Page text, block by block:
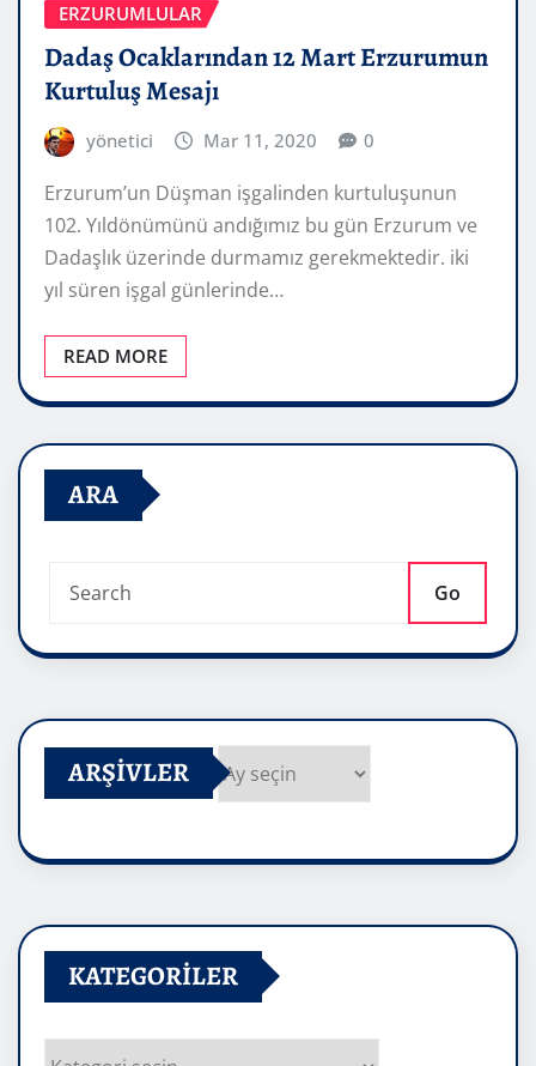
ERZURUMLULAR
Dadaş Ocaklarından 12 Mart Erzurumun
Kurtuluş Mesajı
yönetici Mar 11, 2020 0
Erzurum’un Düşman işgalinden kurtuluşunun
102. Yıldönümünü andığımız bu gün Erzurum ve
Dadaşlık üzerinde durmamız gerekmektedir. iki
yıl süren işgal günlerinde…
READ MORE
ARA
Go
ARŞIVLER
KATEGORILER
Kategoriler